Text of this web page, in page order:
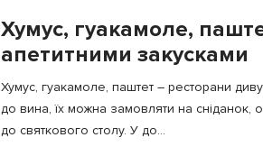
Хумус, гуакамоле,
апетитними закусками
Хумус, гуакамоле, паштет – ресторани
до вина, їх можна замовляти на
до святкового столу. У до...